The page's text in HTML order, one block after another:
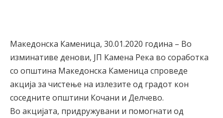
Македонска Каменица, 30.01.2020 година – Во
изминативе денови, ЈП Камена Река во соработка
со општина Македонска Каменица спроведе
акција за чистење на излезите од градот кон
соседните општини Кочани и Делчево.
Во акцијата, придружувани и помогнати од